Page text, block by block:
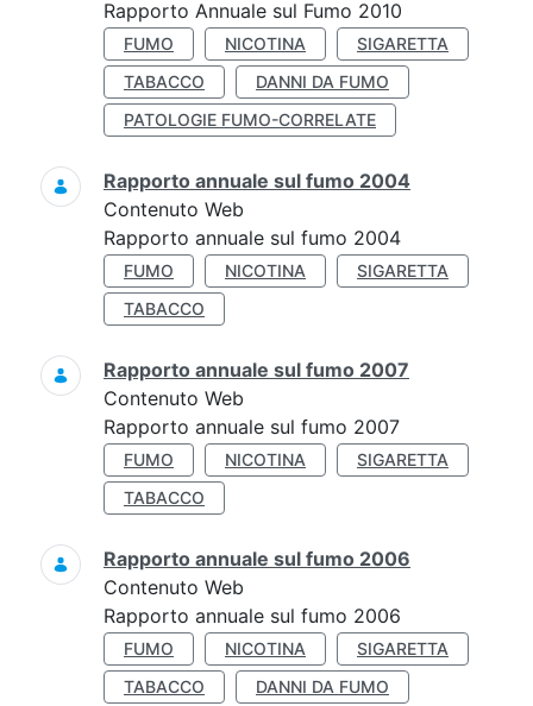
Rapporto Annuale sul Fumo 2010
FUMO NICOTINA
SIGARETTA
TABACCO
DANNI DA FUMO
PATOLOGIE FUMO-CORRELATE
Rapporto annuale sul fumo 2004
Contenuto Web
Rapporto annuale sul fumo 2004
FUMO NICOTINA
SIGARETTA
TABACCO
Rapporto annuale sul fumo 2007
Contenuto Web
Rapporto annuale sul fumo 2007
FUMO NICOTINA
SIGARETTA
TABACCO
Rapporto annuale sul fumo 2006
Contenuto Web
Rapporto annuale sul fumo 2006
FUMO NICOTINA
SIGARETTA
TABACCO
DANNI DA FUMO